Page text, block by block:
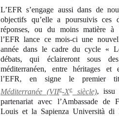
L’EFR s’engage aussi dans de
objectifs qu’elle a poursuivis ces
réponses, ou du moins matière à
l’EFR lance ce mois-ci une
année dans le cadre du cycle «
débats, qui éclaireront sous
méditerranéen, entre héritages
l’EFR, en signe le premier
Méditerranée (VIIe-Xesiècle), issu
partenariat avec l’Ambassade
Louis et la Sapienza Università di